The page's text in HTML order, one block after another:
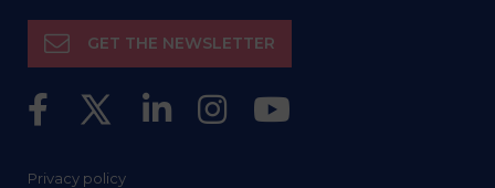
GET THE NEWSLETTER
Privacy policy